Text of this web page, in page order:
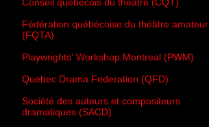
Fédération québécoise du théâtre amateur
(FQTA)
Playwrights' Workshop Montreal (PWM)
Quebec Drama Federation (QFD)
Société des auteurs et compositeurs
dramatiques (SACD)